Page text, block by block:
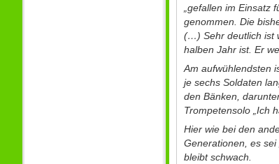
„gefallen im
genommen. Die
(…) Sehr deutlich ist
halben Jahr ist. Er
Am aufwühlendsten
je sechs Soldaten
den Bänken,
Trompetensolo „Ich
Hier wie bei den
Generationen, es
bleibt schwach.